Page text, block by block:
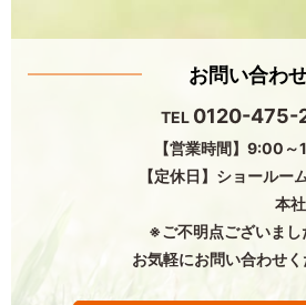
お問い合わ
TEL 0120-475-
【営業時間】9:00
【定休日】ショールー
本社 日
※ご不明点ございまし
お気軽にお問い合わせく